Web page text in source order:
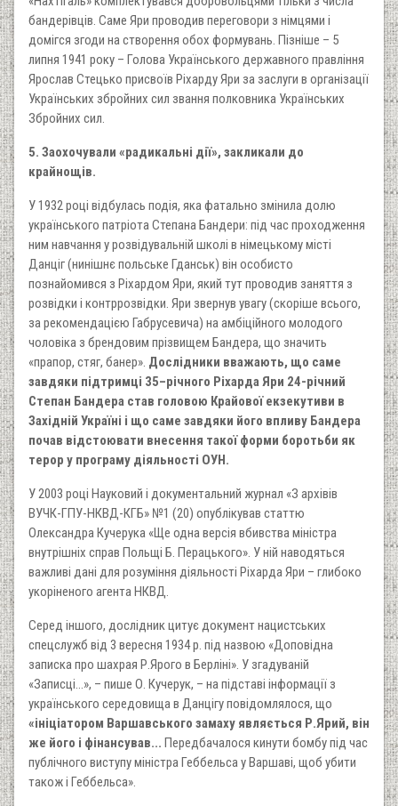
бандерівців. Саме Яри проводив переговори з німцями і
домігся згоди на створення обох формувань. Пізніше – 5
липня 1941 року – Голова Українського державного правління
Ярослав Стецько присвоїв Ріхарду Яри за заслуги в організації
Українських збройних сил звання полковника Українських
Збройних сил.
5. Заохочували «радикальні дії», закликали до
крайнощів.
У 1932 році відбулась подія, яка фатально змінила долю
українського патріота Степана Бандери: під час проходження
ним навчання у розвідувальній школі в німецькому місті
Данціг (нинішнє польське Гданськ) він особисто
познайомився з Ріхардом Яри, який тут проводив заняття з
розвідки і контррозвідки. Яри звернув увагу (скоріше всього,
за рекомендацією Габрусевича) на амбіційного молодого
чоловіка з брендовим прізвищем Бандера, що значить
«прапор, стяг, банер». Дослідники вважають, що саме
завдяки підтримці 35–річного Ріхарда Яри 24-річний
Степан Бандера став головою Крайової екзекутиви в
Західній Україні і що саме завдяки його впливу Бандера
почав відстоювати внесення такої форми боротьби як
терор у програму діяльності ОУН.
У 2003 році Науковий і документальний журнал «З архівів
ВУЧК-ГПУ-НКВД-КГБ» №1 (20) опублікував статтю
Олександра Кучерука «Ще одна версія вбивства міністра
внутрішніх справ Польщі Б. Перацького». У ній наводяться
важливі дані для розуміння діяльності Ріхарда Яри – глибоко
укоріненого агента НКВД.
Серед іншого, дослідник цитує документ нацистських
спецслужб від 3 вересня 1934 р. під назвою «Доповідна
записка про шахрая Р.Ярого в Берліні». У згадуваній
«Записці...», – пише О. Кучерук, – на підставі інформації з
українського середовища в Данцігу повідомлялося, що
«ініціатором Варшавського замаху являється Р.Ярий, він
же його і фінансував... Передбачалося кинути бомбу під час
публічного виступу міністра Геббельса у Варшаві, щоб убити
також і Геббельса».